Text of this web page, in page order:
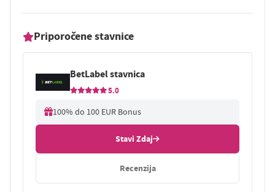
Priporočene stavnice
BetLabel stavnica
5.0
100% do 100 EUR Bonus
Stavi Zdaj
Recenzija